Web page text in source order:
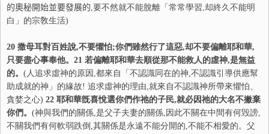
的奧秘開始並要發展的,要不然就不能脫離「常常學習,却終久不能明
白」的宗敎生活)
20 撒母耳對百姓說,不要懼怕;你們雖然行了這惡,却不要偏離耶和華,
只要盡心事奉他。 21 若偏離耶和華去順從那不能救人的虛神,是無益
的。 (人追求虛神的原因,都來自「不認識同在的神,不認識引導供應幫
助成就的神」的緣故! 追求虛神的理由,就來自不認識神所帶來懼怕、
貪婪之心) 22 耶和華旣喜悅選你們作祂的子民,就必因祂的大名不撇棄
你們。 (神與我們的關係,是父子夫妻的關係,因此不關在中間有何毁謗,
不關我們有何軟弱跌倒,其關係是永遠不能分開的,不能不相愛的。父